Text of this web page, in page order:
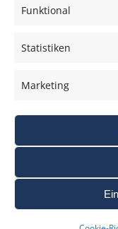
Funktional
Statistiken
Marketing